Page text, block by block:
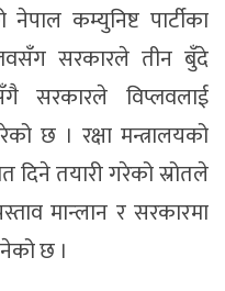
कम्युनिष्ट पार्टीका
सरकारले तीन बुँदे
सरकारले विप्लवलाई
छ । रक्षा मन्त्रालयको
दिने तयारी गरेको स्रोतले
मान्लान र सरकारमा
छ ।